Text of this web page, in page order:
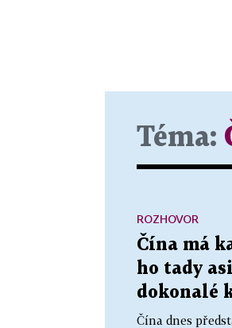
Téma:
Čína má
ho tady
dokonalé
Čína dnes
ROZHOVOR